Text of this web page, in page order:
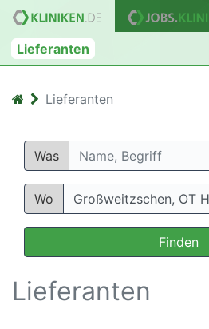
Lieferanten
Lieferanten
Was
Wo
Finden
Lieferanten